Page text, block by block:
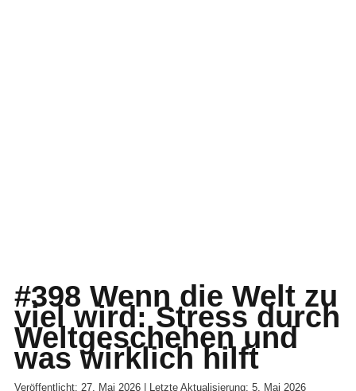
#398 Wenn die Welt zu
viel wird: Stress durch
Weltgeschehen und
was wirklich hilft
Veröffentlicht: 27. Mai 2026 | Letzte Aktualisierung: 5. Mai 2026